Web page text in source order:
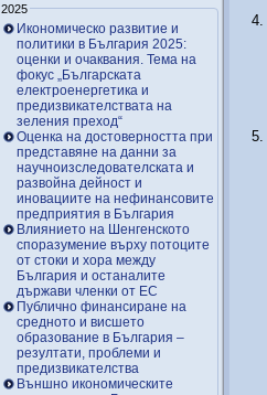
2025
Икономическо развитие и
политики в България 2025:
оценки и очаквания. Тема на
фокус „Българската
електроенергетика и
предизвикателствата на
зеления преход“
Оценка на достоверността при
представяне на данни за
научноизследователската и
развойна дейност и
иновациите на нефинансовите
предприятия в България
Влиянието на Шенгенското
споразумение върху потоците
от стоки и хора между
България и останалите
държави членки от ЕС
Публично финансиране на
средното и висшето
образование в България –
резултати, проблеми и
предизвикателства
Външно икономическите